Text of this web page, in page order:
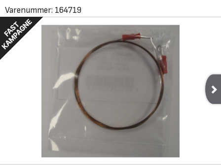
Varenummer: 164719